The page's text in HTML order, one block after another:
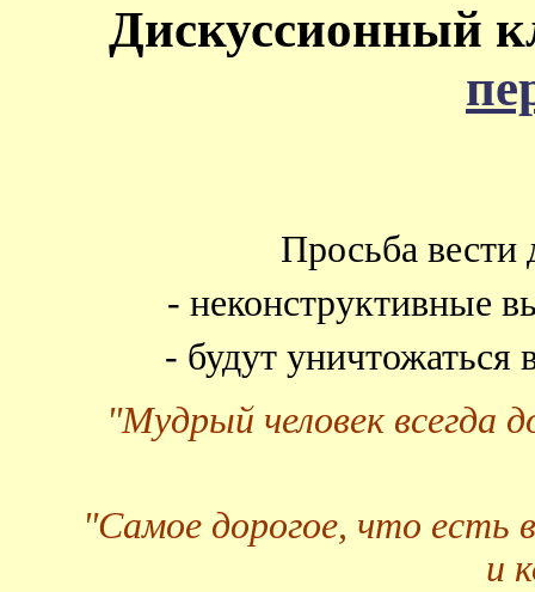
Дискуссионный
Просьба вести
- неконструктивные
- будут
"Мудрый человек всегда
"Самое дорогое, что есть
и